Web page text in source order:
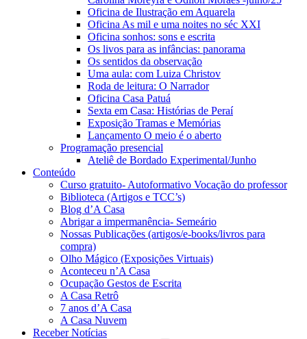
Oficina de Ilustração em Aquarela
Oficina As mil e uma noites no séc XXI
Oficina sonhos: sons e escrita
Os livos para as infâncias: panorama
Os sentidos da observação
Uma aula: com Luiza Christov
Roda de leitura: O Narrador
Oficina Casa Patuá
Sexta em Casa: Histórias de Peraí
Exposição Tramas e Memórias
Lançamento O meio é o aberto
Programação presencial
Ateliê de Bordado Experimental/Junho
Conteúdo
Curso gratuito- Autoformativo Vocação do professor
Biblioteca (Artigos e TCC’s)
Blog d’A Casa
Abrigar a impermanência- Semeário
Nossas Publicações (artigos/e-books/livros para
compra)
Olho Mágico (Exposições Virtuais)
Aconteceu n’A Casa
Ocupação Gestos de Escrita
A Casa Retrô
7 anos d’A Casa
A Casa Nuvem
Receber Notícias